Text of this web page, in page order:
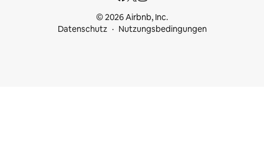
© 2026 Airbnb, Inc.
Datenschutz
Nutzungsbedingungen